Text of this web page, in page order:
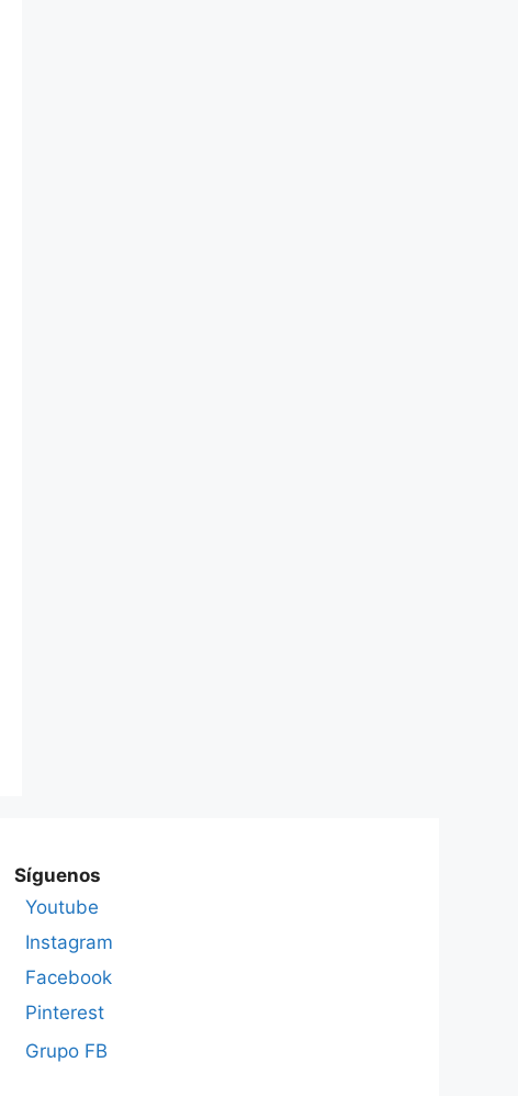
Síguenos
Youtube
Instagram
Facebook
Pinterest
Grupo FB